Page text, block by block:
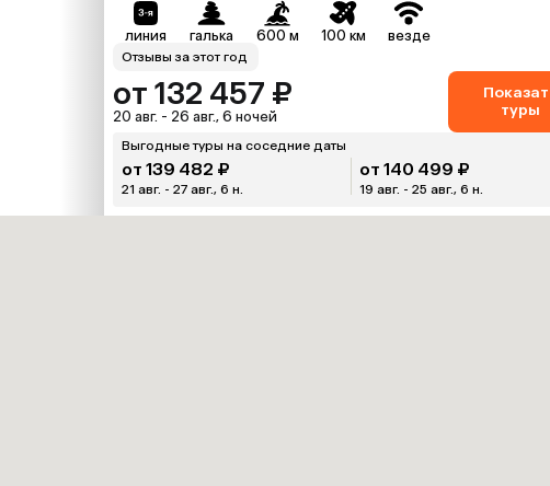
линия галька 600 м 100 км везде
Отзывы за этот год
от 132 457 ₽
20 авг. - 26 авг., 6 ночей
туры
Выгодные туры на соседние даты
от 139 482 ₽
21 авг. - 27 авг., 6 н.
от 140 499 ₽
19 авг. - 25 авг., 6 н.